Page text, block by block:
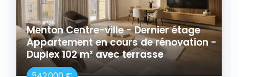
Menton Centre-ville - Dernier étage
Appartement en cours de rénovation -
Duplex 102 m² avec terrasse